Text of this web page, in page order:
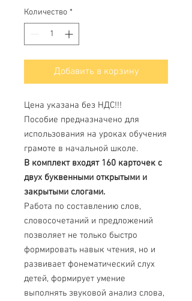
Количество *
Добавить в корзину
Цена указана без НДС!!!
Пособие предназначено для
использования на уроках обучения
грамоте в начальной школе.
В комплект входят 160 карточек с
двух буквенными открытыми и
закрытыми слогами.
Работа по составлению слов,
словосочетаний и предложений
позволяет не только быстро
формировать навык чтения, но и
развивает фонематический слух
детей, формирует умение
выполнять звуковой анализ слова,